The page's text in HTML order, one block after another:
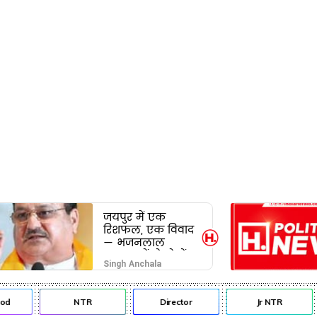
जयपुर में एक
रिशफल, एक विवाद
— भजनलाल
सरकार में दो खेमों
की जंग अब छुपेगी
कैसे?
Singh Anchala
NTR Director Jr NTR